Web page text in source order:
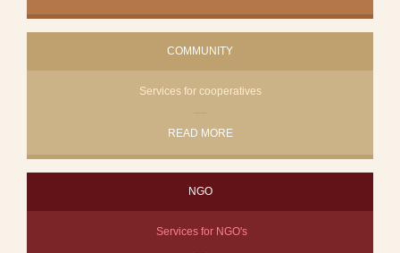
COMMUNITY
Services for cooperatives
READ MORE
NGO
Services for NGO's